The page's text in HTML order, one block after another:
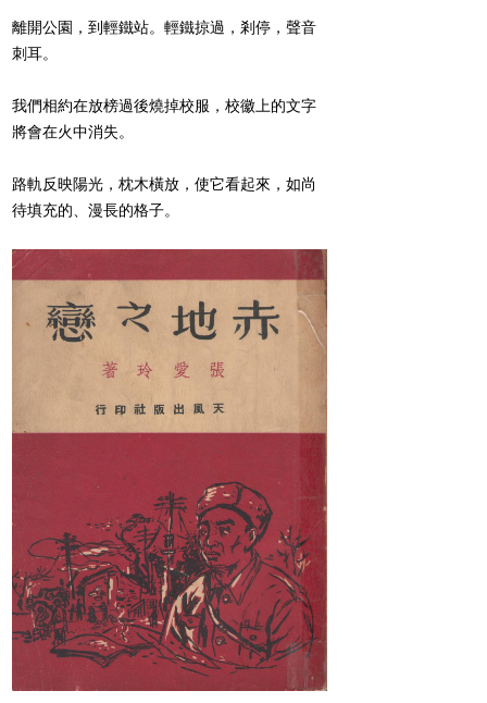
離開公園，到輕鐵站。輕鐵掠過，剎停，聲音
刺耳。
我們相約在放榜過後燒掉校服，校徽上的文字
將會在火中消失。
路軌反映陽光，枕木橫放，使它看起來，如尚
待填充的、漫長的格子。